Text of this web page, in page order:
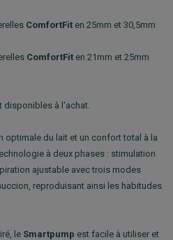
ComfortFit en 25mm et 30,5mm
ComfortFit en 21mm et 25mm
disponibles à l'achat.
optimale du lait et un confort total à la
à deux phases : stimulation
ajustable avec trois modes
reproduisant ainsi les habitudes
le Smartpump est facile à utiliser et